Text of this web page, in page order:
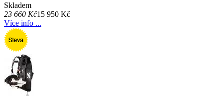
Skladem
23 660 Kč15 950 Kč
Více info ...